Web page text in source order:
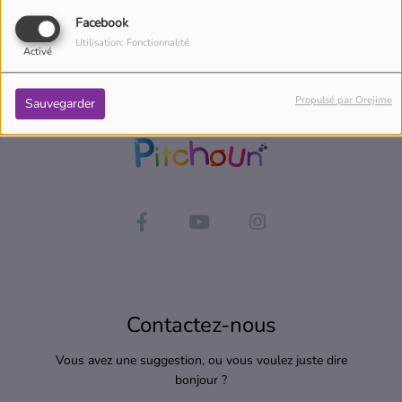
Facebook
Activé
Utilisation: Fonctionnalité
Sauvegarder Propulsé par Orejime
Contactez-nous
Vous avez une suggestion, ou vous voulez juste dire
bonjour ?